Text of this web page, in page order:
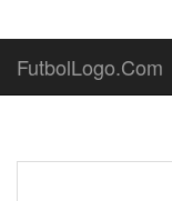
FutbolLogo.Com